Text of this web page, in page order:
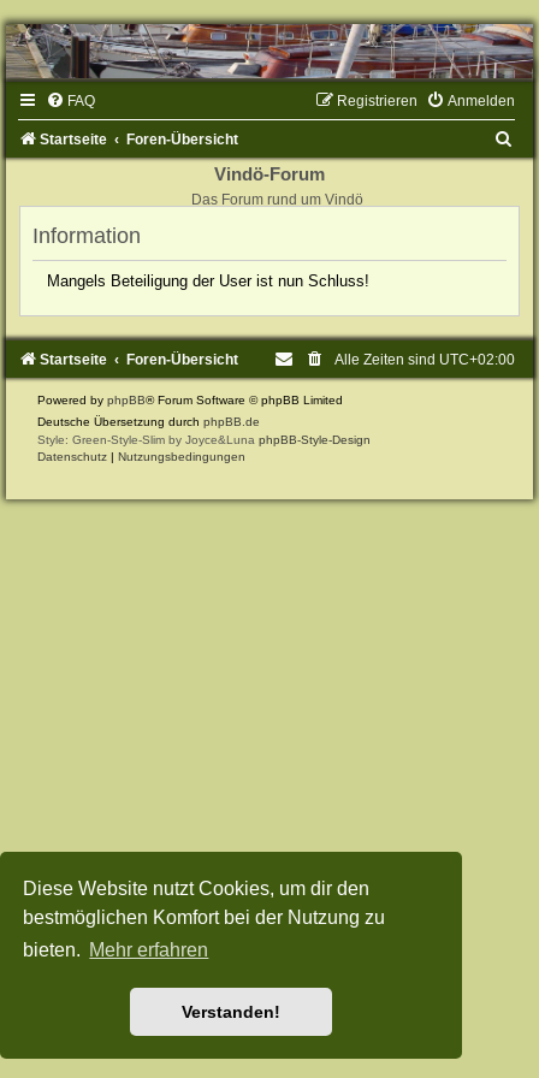
Diese Website nutzt Cookies, um dir den
bestmöglichen Komfort bei der Nutzung zu
bieten. Mehr erfahren
Verstanden!
FAQ Anmelden
Registrieren
Startseite Foren-Übersicht
Vindö-Forum
Das Forum rund um Vindö
Information
Mangels Beteiligung der User ist nun Schluss!
Startseite Foren-Übersicht Alle Zeiten sind UTC+02:00
Powered by phpBB® Forum Software © phpBB Limited
Deutsche Übersetzung durch phpBB.de
Style: Green-Style-Slim by Joyce&Luna phpBB-Style-Design
Datenschutz | Nutzungsbedingungen